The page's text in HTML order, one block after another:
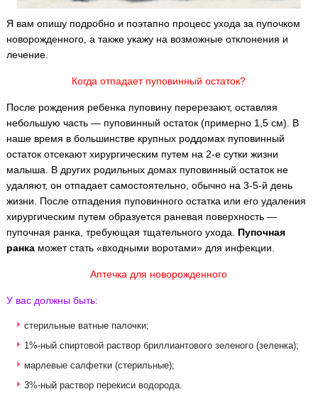
Я вам опишу подробно и поэтапно процесс ухода за пупочком
новорожденного, а также укажу на возможные отклонения и
лечение.
Когда отпадает пуповинный остаток?
После рождения ребенка пуповину перерезают, оставляя
небольшую часть — пуповинный остаток (примерно 1,5 см). В
наше время в большинстве крупных роддомах пуповинный
остаток отсекают хирургическим путем на 2-е сутки жизни
малыша. В других родильных домах пуповинный остаток не
удаляют, он отпадает самостоятельно, обычно на 3-5-й день
жизни. После отпадения пуповинного остатка или его удаления
хирургическим путем образуется раневая поверхность —
пупочная ранка, требующая тщательного ухода. Пупочная
ранкаможет стать «входными воротами» для инфекции.
Аптечка для новорожденного
У вас должны быть:
стерильные ватные палочки;
1%-ный спиртовой раствор бриллиантового зеленого (зеленка);
марлевые салфетки (стерильные);
3%-ный раствор перекиси водорода.